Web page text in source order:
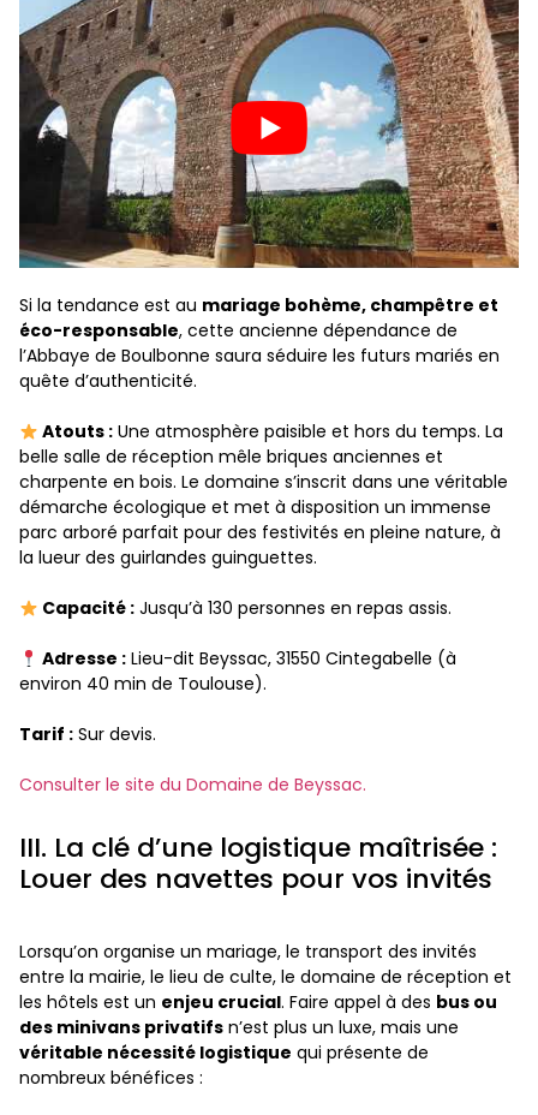
Si la tendance est au mariage bohème, champêtre et
éco-responsable, cette ancienne dépendance de
l’Abbaye de Boulbonne saura séduire les futurs mariés en
quête d’authenticité.
Atouts :Une atmosphère paisible et hors du temps. La
belle salle de réception mêle briques anciennes et
charpente en bois. Le domaine s’inscrit dans une véritable
démarche écologique et met à disposition un immense
parc arboré parfait pour des festivités en pleine nature, à
la lueur des guirlandes guinguettes.
Capacité :Jusqu’à 130 personnes en repas assis.
Adresse :Lieu-dit Beyssac, 31550 Cintegabelle (à
environ 40 min de Toulouse).
Tarif : Sur devis.
Consulter le site du Domaine de Beyssac.
III. La clé d’une logistique maîtrisée :
Louer des navettes pour vos invités
Lorsqu’on organise un mariage, le transport des invités
entre la mairie, le lieu de culte, le domaine de réception et
les hôtels est un enjeu crucial. Faire appel à des bus ou
des minivans privatifs n’est plus un luxe, mais une
véritable nécessité logistique qui présente de
nombreux bénéfices :